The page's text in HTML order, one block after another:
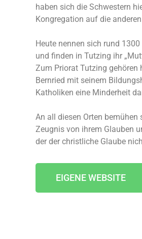
haben sich die Schwestern
Kongregation auf die
Heute nennen sich rund
und finden in Tutzing ihr
Zum Priorat Tutzing gehören
Bernried mit seinem
Katholiken eine Minderheit
An all diesen Orten
Zeugnis von ihrem Glauben
der der christliche Glaube
EIGENE WEBSITE